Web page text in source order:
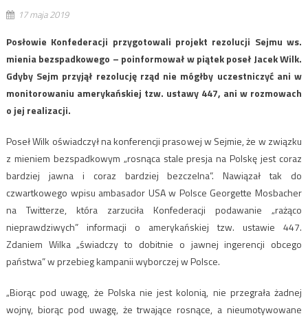
17 maja 2019
Posłowie Konfederacji przygotowali projekt rezolucji Sejmu ws.
mienia bezspadkowego – poinformował w piątek poseł Jacek Wilk.
Gdyby Sejm przyjął rezolucję rząd nie mógłby uczestniczyć ani w
monitorowaniu amerykańskiej tzw. ustawy 447, ani w rozmowach
o jej realizacji.
Poseł Wilk oświadczył na konferencji prasowej w Sejmie, że w związku
z mieniem bezspadkowym „rosnąca stale presja na Polskę jest coraz
bardziej jawna i coraz bardziej bezczelna”. Nawiązał tak do
czwartkowego wpisu ambasador USA w Polsce Georgette Mosbacher
na Twitterze, która zarzuciła Konfederacji podawanie „rażąco
nieprawdziwych” informacji o amerykańskiej tzw. ustawie 447.
Zdaniem Wilka „świadczy to dobitnie o jawnej ingerencji obcego
państwa” w przebieg kampanii wyborczej w Polsce.
„Biorąc pod uwagę, że Polska nie jest kolonią, nie przegrała żadnej
wojny, biorąc pod uwagę, że trwające rosnące, a nieumotywowane